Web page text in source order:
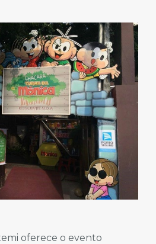
oferece o evento